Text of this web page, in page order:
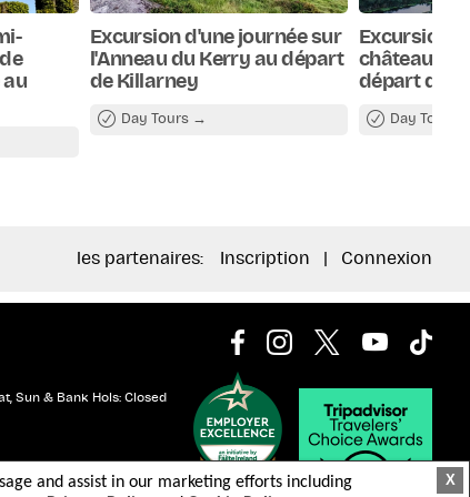
au
Excursion d'une journée sur
l'Anneau du Kerry au départ
de Killarney
Day Tours
Excursion
château de
départ de
Day Tours
les partenaires: Inscription Connexion
Sun & Bank Hols: Closed
X
and assist in our marketing efforts including